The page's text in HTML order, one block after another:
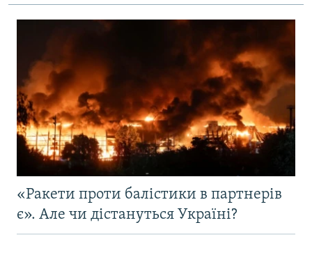
«Ракети проти балістики в партнерів
є». Але чи дістануться Україні?